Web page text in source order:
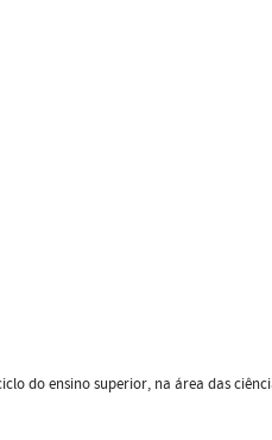
do ensino superior, na área das